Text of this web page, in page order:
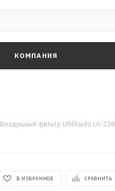
КОМПАНИЯ
Воздушный фильтр LYNXauto LA-228
В ИЗБРАННОЕ СРАВНИТЬ